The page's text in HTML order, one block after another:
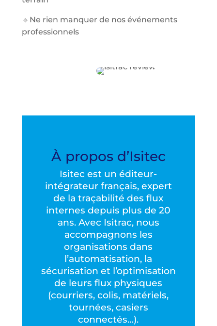
🔹 Ne rien manquer de nos événements
professionnels
À propos d’Isitec
Isitec est un éditeur-
intégrateur français, expert
de la traçabilité des flux
internes depuis plus de 20
ans. Avec Isitrac, nous
accompagnons les
organisations dans
l’automatisation, la
sécurisation et l’optimisation
de leurs flux physiques
(courriers, colis, matériels,
tournées, casiers
connectés…).